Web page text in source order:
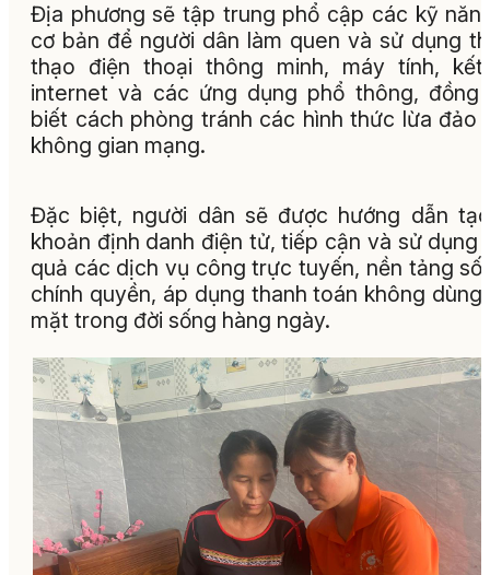
Địa phương sẽ tập trung phổ cập các kỹ
cơ bản để người dân làm quen và sử dụng
thạo điện thoại thông minh, máy tính, kết
internet và các ứng dụng phổ thông, đồng
biết cách phòng tránh các hình thức lừa đảo
không gian mạng.
Đặc biệt, người dân sẽ được hướng dẫn
khoản định danh điện tử, tiếp cận và sử dụng
quả các dịch vụ công trực tuyến, nền tảng số
chính quyền, áp dụng thanh toán không dùng
mặt trong đời sống hàng ngày.